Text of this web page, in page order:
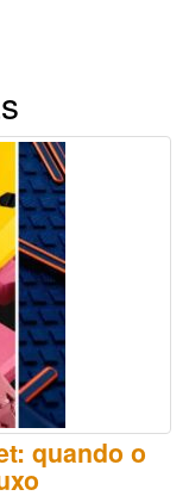
quando o